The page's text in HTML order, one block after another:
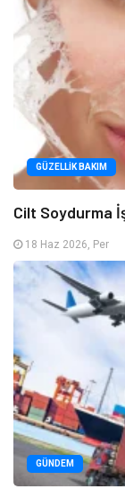
GÜZELLIK BAKIM
Cilt Soydurma
18 Haz 2026, Per
GÜNDEM